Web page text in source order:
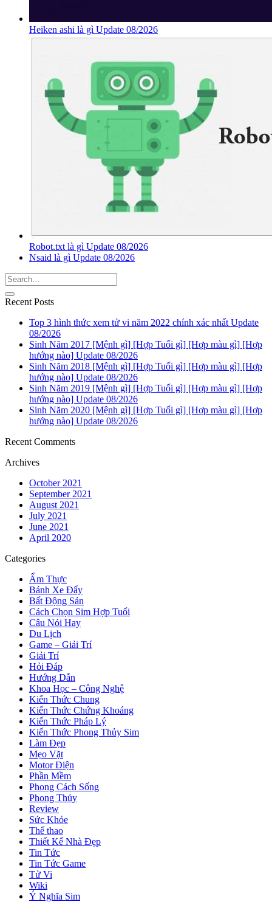
Heiken ashi là gì Update 08/2026
Robot.txt là gì Update 08/2026
Nsaid là gì Update 08/2026
Recent Posts
Top 3 hình thức xem tử vi năm 2022 chính xác nhất Update
08/2026
Sinh Năm 2017 [Mệnh gì] [Hợp Tuổi gì] [Hợp màu gì] [Hợp
hướng nào] Update 08/2026
Sinh Năm 2018 [Mệnh gì] [Hợp Tuổi gì] [Hợp màu gì] [Hợp
hướng nào] Update 08/2026
Sinh Năm 2019 [Mệnh gì] [Hợp Tuổi gì] [Hợp màu gì] [Hợp
hướng nào] Update 08/2026
Sinh Năm 2020 [Mệnh gì] [Hợp Tuổi gì] [Hợp màu gì] [Hợp
hướng nào] Update 08/2026
Recent Comments
Archives
October 2021
September 2021
August 2021
July 2021
June 2021
April 2020
Categories
Ẩm Thực
Bánh Xe Đẩy
Bất Động Sản
Cách Chọn Sim Hợp Tuổi
Câu Nói Hay
Du Lịch
Game – Giải Trí
Giải Trí
Hỏi Đáp
Hướng Dẫn
Khoa Học – Công Nghệ
Kiến Thức Chung
Kiến Thức Chứng Khoáng
Kiến Thức Pháp Lý
Kiến Thức Phong Thủy Sim
Làm Đẹp
Mẹo Vặt
Motor Điện
Phần Mềm
Phong Cách Sống
Phong Thủy
Review
Sức Khỏe
Thể thao
Thiết Kế Nhà Đẹp
Tin Tức
Tin Tức Game
Tử Vi
Wiki
Ý Nghĩa Sim